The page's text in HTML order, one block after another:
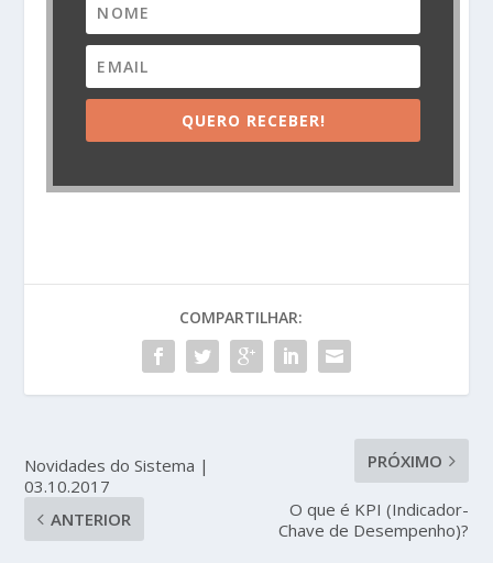
QUERO RECEBER!
COMPARTILHAR:
Novidades do Sistema |
03.10.2017
ANTERIOR
PRÓXIMO
O que é KPI (Indicador-
Chave de Desempenho)?